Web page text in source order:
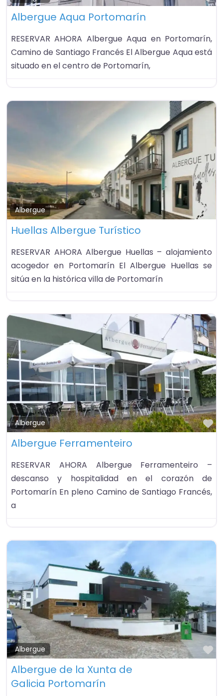
Albergue Aqua Portomarín
RESERVAR AHORA Albergue Aqua en Portomarín,
Camino de Santiago Francés El Albergue Aqua está
situado en el centro de Portomarín,
Albergue
Huellas Albergue Turístico
RESERVAR AHORA Albergue Huellas – alojamiento
acogedor en Portomarín El Albergue Huellas se
sitúa en la histórica villa de Portomarín
Albergue
Albergue Ferramenteiro
RESERVAR AHORA Albergue Ferramenteiro –
descanso y hospitalidad en el corazón de
Portomarín En pleno Camino de Santiago Francés,
a
Albergue
Albergue de la Xunta de
Galicia Portomarín